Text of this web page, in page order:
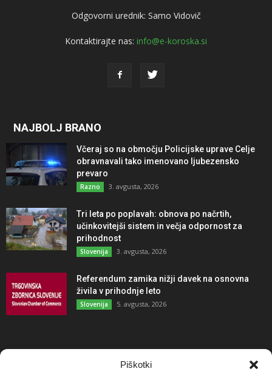
Piškotki
Odgovorni urednik: Samo Vidovič
Kontaktirajte nas: info@e-koroska.si
NAJBOLJ BRANO
Včeraj so na območju Policijske uprave Celje
obravnavali tako imenovano ljubezensko
prevaro
Razno 3. avgusta, 2026
Tri leta po poplavah: obnova po načrtih,
učinkovitejši sistem in večja odpornost za
prihodnost
Slovenija 3. avgusta, 2026
Referendum zamika nižji davek na osnovna
živila v prihodnje leto
Slovenija 5. avgusta, 2026
NAJBOLJ KOMENTIRANO